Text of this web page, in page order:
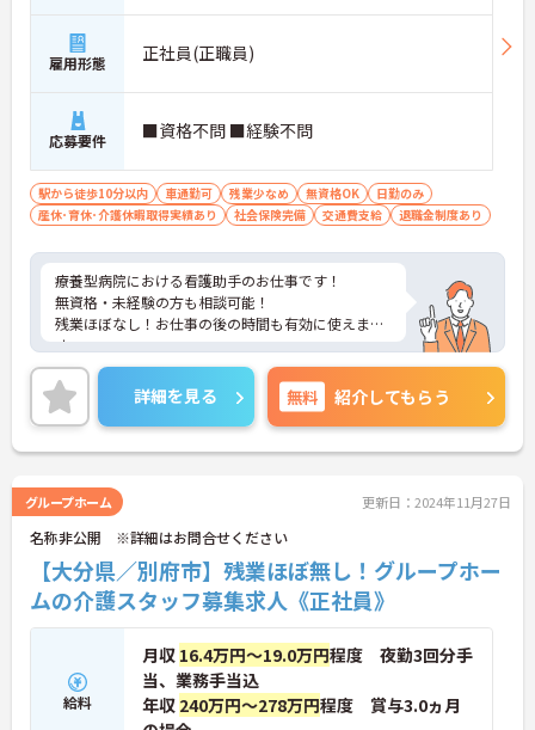
雇用形態 正社員(正職員)
応募要件 ■資格不問 ■経験不問
駅から徒歩10分以内 車通勤可 残業少なめ 無資格OK
日勤のみ
産休･育休･介護休暇取得実績あり
社会保険完備 交通費支給 退職金制度あり
療養型病院における看護助手のお仕事です！
無資格・未経験の方も相談可能！
残業ほぼなし！お仕事の後の時間も有効に使えま
す。
ご興味ある方には、面接のポイントなど、さらに詳
細をお話致しますのでお気軽にご相談ください。
詳細を見る 無料 紹介してもらう
グループホーム 更新日：2024年11月27日
名称非公開 ※詳細はお問合せください
【大分県／別府市】残業ほぼ無し！グループホー
ムの介護スタッフ募集求人《正社員》
給料
月収 16.4万円～19.0万円程度 夜勤3回分手
当、業務手当込
年収 240万円～278万円程度 賞与3.0ヵ月